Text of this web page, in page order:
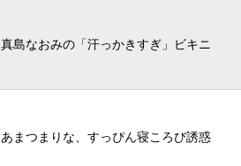
真島なおみの「汗っかきすぎ」ビキニ
あまつまりな、すっぴん寝ころび誘惑